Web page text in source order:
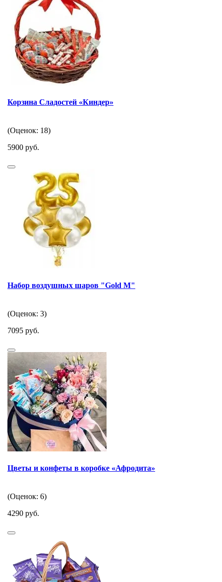
Корзина Сладостей «Киндер»
(Оценок: 18)
5900 руб.
Набор воздушных шаров "Gold M"
(Оценок: 3)
7095 руб.
Цветы и конфеты в коробке «Афродита»
(Оценок: 6)
4290 руб.